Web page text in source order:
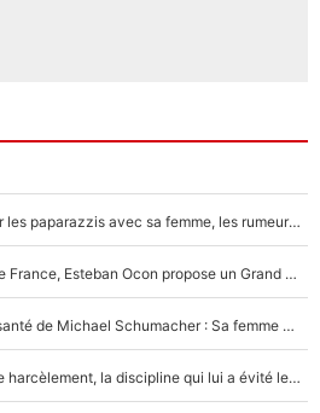
F1 : Charles Leclerc surpris par les paparazzis avec sa femme, les rumeurs étaient vraies !
Comme pour le final du Tour de France, Esteban Ocon propose un Grand Prix de Formule 1 à Paris : «Autour de l’Arc de Triomphe, ce serait génial» !
Nouvelle rumeur autour de la santé de Michael Schumacher : Sa femme Corinna sort du silence
F1 - Lewis Hamilton victime de harcèlement, la discipline qui lui a évité le pire : «J'aurais probablement mal tourné»